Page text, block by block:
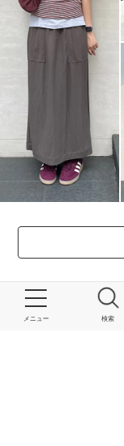
メニュー 検索